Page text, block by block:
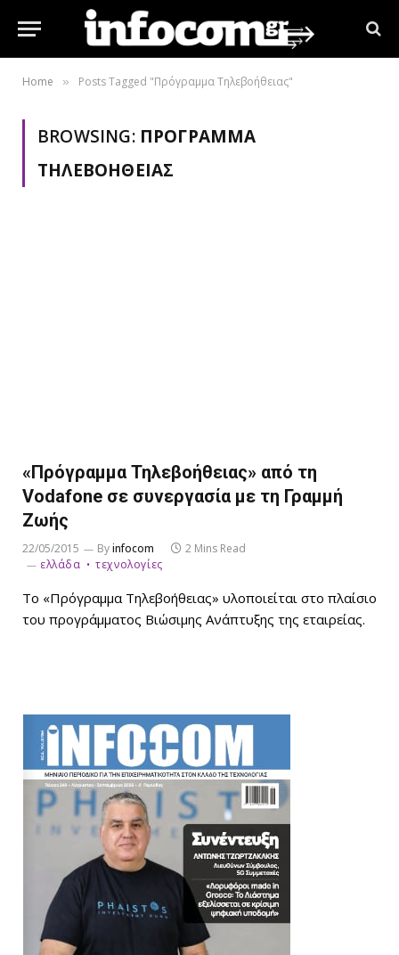
Home » Posts Tagged "Πρόγραμμα Τηλεβοήθειας"
BROWSING: ΠΡΌΓΡΑΜΜΑ
ΤΗΛΕΒΟΉΘΕΙΑΣ
«Πρόγραμμα Τηλεβοήθειας» από τη
Vodafone σε συνεργασία με τη Γραμμή
Ζωής
22/05/2015 Byinfocom
2 Mins Read
ελλάδα
τεχνολογίες
Το «Πρόγραμμα Τηλεβοήθειας» υλοποιείται στο πλαίσιο
του προγράμματος Βιώσιμης Ανάπτυξης της εταιρείας.